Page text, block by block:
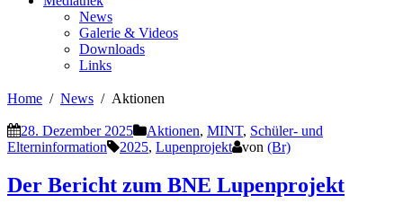
News
Galerie & Videos
Downloads
Links
Home News Aktionen
28. Dezember 2025 Aktionen, MINT, Schüler- und
Elterninformation
2025, Lupenprojekt von (Br)
Der Bericht zum BNE Lupenprojekt